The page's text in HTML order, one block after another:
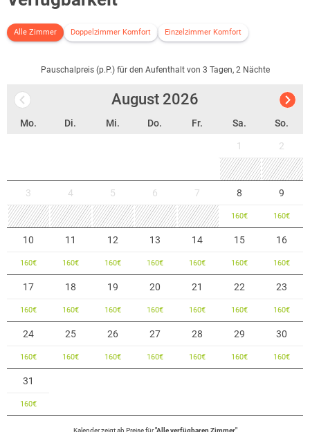
Alle Zimmer Doppelzimmer Komfort Einzelzimmer Komfort
Pauschalpreis (p.P.) für den Aufenthalt von 3 Tagen, 2 Nächte
August 2026
Mo. Di. Mi. Do. Fr. Sa. So.
1 2
3 4 5 6 7 8
160€
9
160€
10
160€
11
160€
12
160€
13
160€
14
160€
15
160€
16
160€
17
160€
18
160€
19
160€
20
160€
21
160€
22
160€
23
160€
24
160€
25
160€
26
160€
27
160€
28
160€
29
160€
30
160€
31
160€
Kalender zeigtab Preise für"Alle verfügbaren Zimmer"